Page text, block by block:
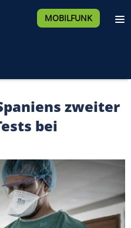
MOBILFUNK
zweiter
bei